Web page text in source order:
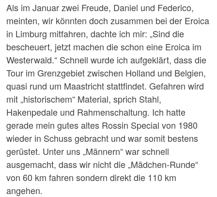
Als im Januar zwei Freude, Daniel und Federico,
meinten, wir könnten doch zusammen bei der Eroica
in Limburg mitfahren, dachte ich mir: „Sind die
bescheuert, jetzt machen die schon eine Eroica im
Westerwald.“ Schnell wurde ich aufgeklärt, dass die
Tour im Grenzgebiet zwischen Holland und Belgien,
quasi rund um Maastricht stattfindet. Gefahren wird
mit „historischem“ Material, sprich Stahl,
Hakenpedale und Rahmenschaltung. Ich hatte
gerade mein gutes altes Rossin Special von 1980
wieder in Schuss gebracht und war somit bestens
gerüstet. Unter uns „Männern“ war schnell
ausgemacht, dass wir nicht die „Mädchen-Runde“
von 60 km fahren sondern direkt die 110 km
angehen.